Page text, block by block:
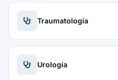
Traumatología
Urología